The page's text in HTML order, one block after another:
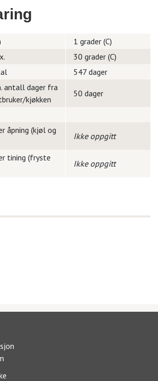
1 grader (C)
30 grader (C)
547 dager
antall dager fra
kjøkken
50 dager
åpning (kjøl og
Ikke oppgitt
tining (fryste
Ikke oppgitt